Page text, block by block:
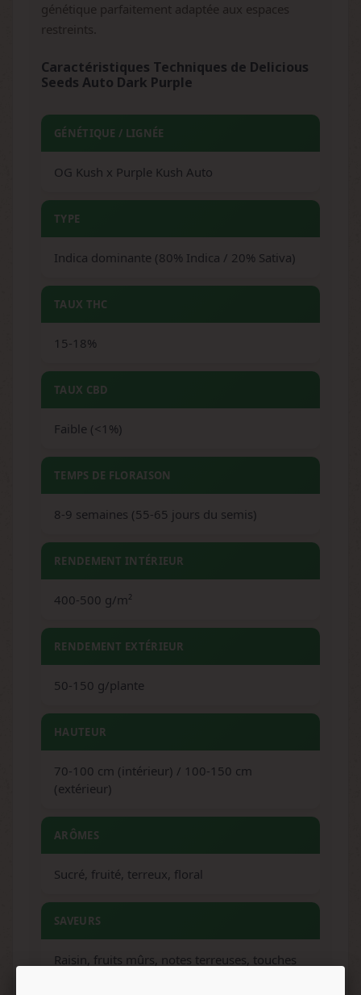
génétique parfaitement adaptée aux espaces
restreints.
Caractéristiques Techniques de Delicious
Seeds Auto Dark Purple
GÉNÉTIQUE / LIGNÉE
OG Kush x Purple Kush Auto
TYPE
Indica dominante (80% Indica / 20% Sativa)
TAUX THC
15-18%
TAUX CBD
Faible (<1%)
TEMPS DE FLORAISON
8-9 semaines (55-65 jours du semis)
RENDEMENT INTÉRIEUR
400-500 g/m²
RENDEMENT EXTÉRIEUR
50-150 g/plante
HAUTEUR
70-100 cm (intérieur) / 100-150 cm
(extérieur)
ARÔMES
Sucré, fruité, terreux, floral
SAVEURS
Raisin, fruits mûrs, notes terreuses, touches